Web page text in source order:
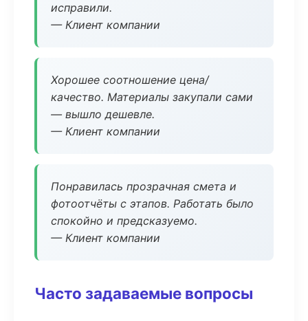
исправили.
— Клиент компании
Хорошее соотношение цена/
качество. Материалы закупали сами
— вышло дешевле.
— Клиент компании
Понравилась прозрачная смета и
фотоотчёты с этапов. Работать было
спокойно и предсказуемо.
— Клиент компании
Часто задаваемые вопросы